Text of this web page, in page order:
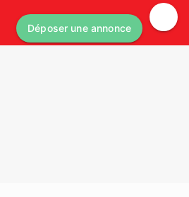
Déposer une annonce